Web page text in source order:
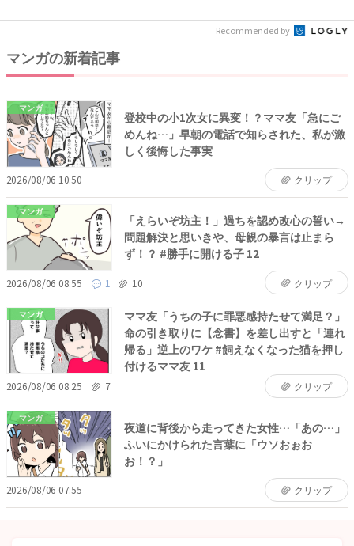
Recommended by
マンガの新着記事
マンガ
登校中の小1次女に異変！？ママ友「急にご
めんね…」早朝の電話で知らされた、私が激
しく後悔した事実
2026/08/06 10:50 クリップ
マンガ
「えらいぞ坊主！」過ちを認め改心の誓い→
問題解決と思いきや、母親の暴言は止まら
ず！？ #勝手に開ける子 12
2026/08/06 08:55 1 10 クリップ
マンガ
ママ友「うちの子に罪悪感持たせて満足？」
命の引き取りに【念書】を差し出すと「連れ
帰る」逆上のワケ #飼えなくなった猫を押し
付けるママ友 11
2026/08/06 08:25 7 クリップ
マンガ
夜道に背後から走ってきた女性…「あの…」
ふいにかけられた言葉に「ウソおぉお
お！？」
2026/08/06 07:55 クリップ